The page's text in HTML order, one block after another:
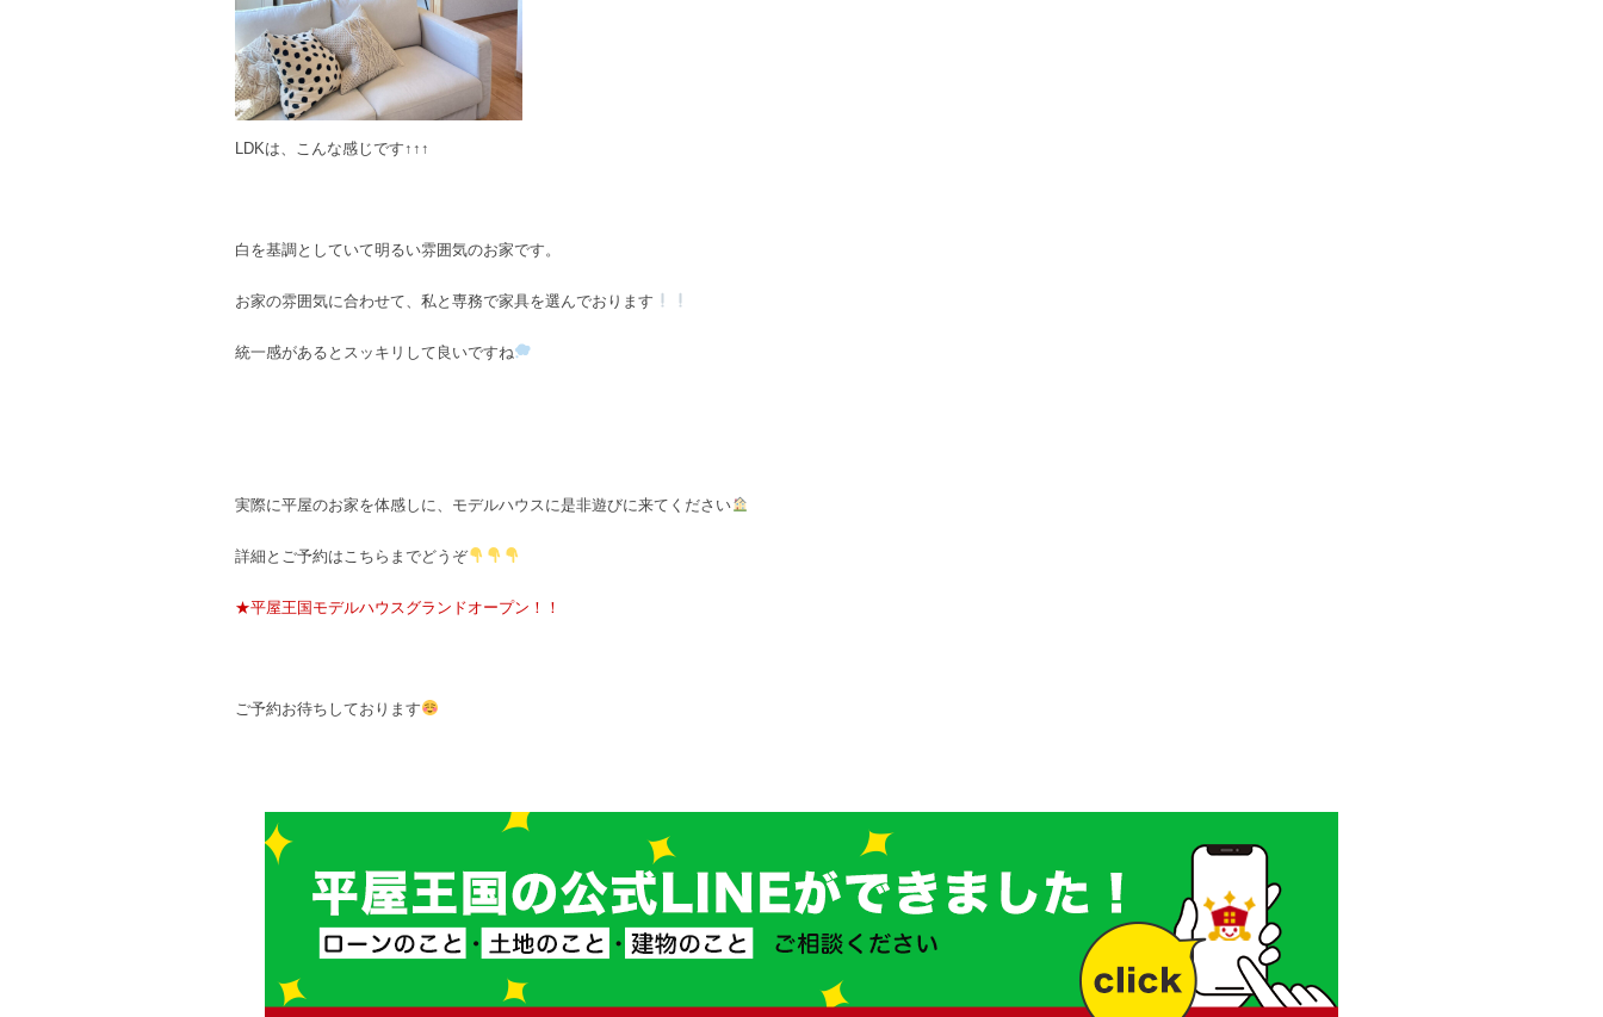
LDKは、こんな感じです↑↑↑
白を基調としていて明るい雰囲気のお家です。
お家の雰囲気に合わせて、私と専務で家具を選んでおります
統一感があるとスッキリして良いですね
実際に平屋のお家を体感しに、モデルハウスに是非遊びに来てください
詳細とご予約はこちらまでどうぞ
★平屋王国モデルハウスグランドオープン！！
ご予約お待ちしております